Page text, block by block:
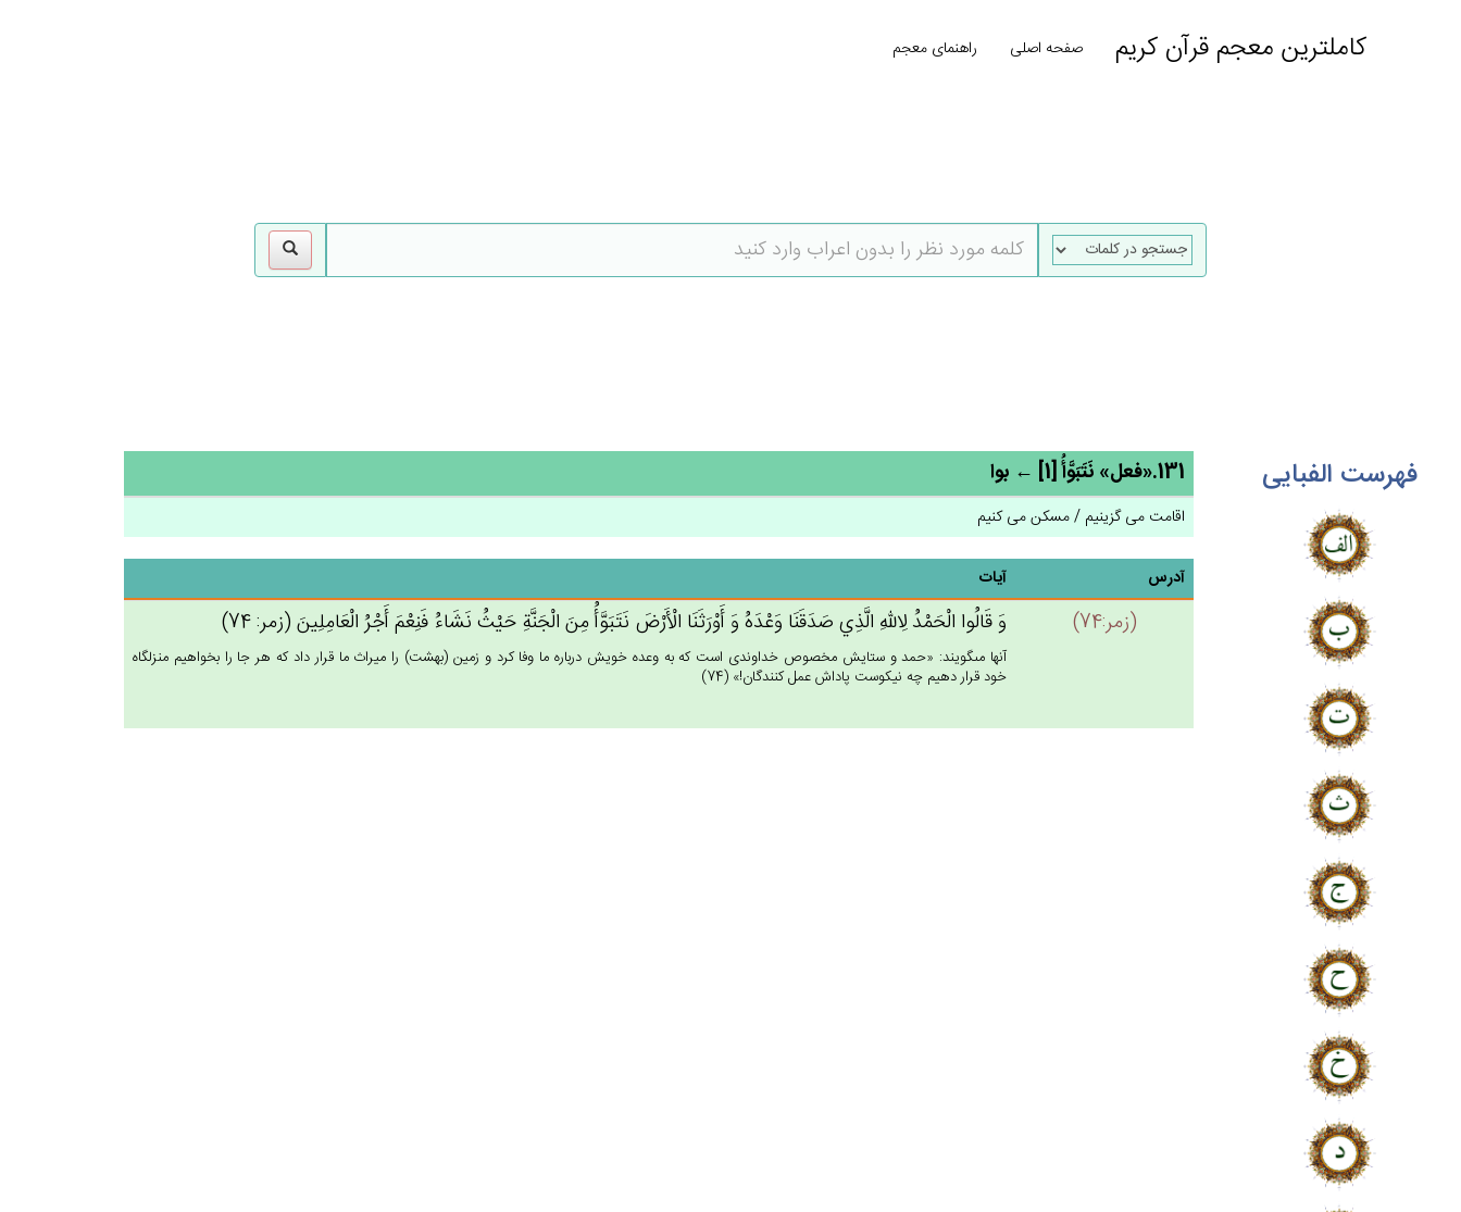
کاملترین معجم قرآن کریم صفحه اصلی راهنمای معجم
فهرست الفبایی 131.«فعل» نَتَبَوَّأُ [1] ← بوا
اقامت می گزینیم / مسکن می کنیم
آدرس آیات
(زمر:74) وَ قَالُوا الْحَمْدُ لِالله‌ِ الَّذِي‌ صَدَقَنَا وَعْدَه‌ُ وَ أَوْرَثَنَا الْأَرْض‌َ نَتَبَوَّأُ مِن‌َ الْجَنَّة‌ِ حَيْث‌ُ نَشَاءُ فَنِعْم‌َ أَجْرُ الْعَامِلِين‌َ (زمر: 74)
آنها مى‏گويند: «حمد و ستايش مخصوص خداوندى است كه به وعده خويش درباره ما وفا كرد و زمين (بهشت) را ميراث ما قرار داد كه هر جا را بخواهيم منزلگاه
خود قرار دهيم چه نيكوست پاداش عمل كنندگان!» (74)